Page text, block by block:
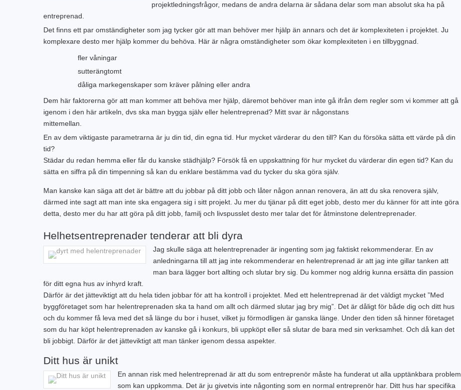
projektledningsfrågor, medans de andra delarna är sådana delar som man absolut ska ha på
entreprenad.
Det finns ett par omständigheter som jag tycker gör att man behöver mer hjälp än annars och det är komplexiteten i projektet. Ju
komplexare desto mer hjälp kommer du behöva. Här är några omständigheter som ökar komplexiteten i en tillbyggnad.
fler våningar
sutterängtomt
dåliga markegenskaper som kräver pålning eller andra
Dem här faktorerna gör att man kommer att behöva mer hjälp, däremot behöver man inte gå ifrån dem regler som vi kommer att gå
igenom i den här artikeln, dvs ska man bygga själv eller helentreprenad? Mitt svar är någonstans
mittemellan.
En av dem viktigaste parametrarna är ju din tid, din egna tid. Hur mycket värderar du den till? Kan du försöka sätta ett värde på din
tid?
Städar du redan hemma eller får du kanske städhjälp? Försök få en uppskattning för hur mycket du värderar din egen tid? Kan du
sätta en siffra på din timpenning så kan du enklare bestämma vad du tycker du ska göra själv.
Man kanske kan säga att det är bättre att du jobbar på ditt jobb och låter någon annan renovera, än att du ska renovera själv,
därmed inte sagt att man inte ska engagera sig i sitt projekt. Ju mer du tjänar på ditt eget jobb, desto mer du känner för att inte göra
detta, desto mer du har att göra på ditt jobb, familj och livspusslet desto mer talar det för åtminstone delentreprenader.
Helhetsentreprenader tenderar att bli dyra
Jag skulle säga att helentreprenader är ingenting som jag faktiskt rekommenderar. En av
anledningarna till att jag inte rekommenderar en helentreprenad är att jag inte gillar tanken att
man bara lägger bort allting och slutar bry sig. Du kommer nog aldrig kunna ersätta din passion
för ditt egna hus av inhyrd kraft.
Därför är det jätteviktigt att du hela tiden jobbar för att ha kontroll i projektet. Med ett helentreprenad är det väldigt mycket ”Med
byggföretaget som har helentreprenaden ska ta hand om allt och därmed slutar jag bry mig”. Det är dåligt för både dig och ditt hus
och du kommer få leva med det så länge du bor i huset, vilket ju förmodligen är ganska länge. Under den tiden så hinner företaget
som du har köpt helentreprenaden av kanske gå i konkurs, bli uppköpt eller så slutar de bara med sin verksamhet. Och då kan det
bli jobbigt. Därför är det jätteviktigt att man tänker igenom dessa aspekter.
Ditt hus är unikt
En annan risk med helentreprenad är att du som entreprenör måste ha funderat ut alla upptänkbara problem
som kan uppkomma. Det är ju givetvis inte någonting som en normal entreprenör har. Ditt hus har specifika